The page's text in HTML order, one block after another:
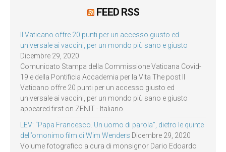
FEED RSS
Il Vaticano offre 20 punti per un accesso giusto ed
universale ai vaccini, per un mondo più sano e giusto
Dicembre 29, 2020
Comunicato Stampa della Commissione Vaticana Covid-
19 e della Pontificia Accademia per la Vita The post Il
Vaticano offre 20 punti per un accesso giusto ed
universale ai vaccini, per un mondo più sano e giusto
appeared first on ZENIT - Italiano.
LEV: “Papa Francesco. Un uomo di parola”, dietro le quinte
dell’omonimo film di Wim Wenders Dicembre 29, 2020
Volume fotografico a cura di monsignor Dario Edoardo